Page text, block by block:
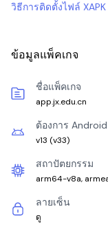
วิธีการติดตั้งไฟล์ XAPK
ข้อมูลแพ็คเกจ
ชื่อแพ็คเกจ
app.jx.edu.cn
ต้องการ Android
v13 (v33)
สถาปัตยกรรม
arm64-v8a,
ลายเซ็น
ดู